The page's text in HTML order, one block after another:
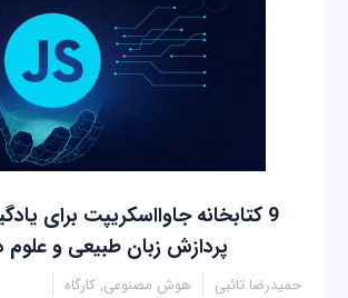
9 کتابخانه جاوااسکریپت برای
پردازش زبان طبیعی و علوم
حمیدرضا تائبی هوش مصنوعی, کارگاه